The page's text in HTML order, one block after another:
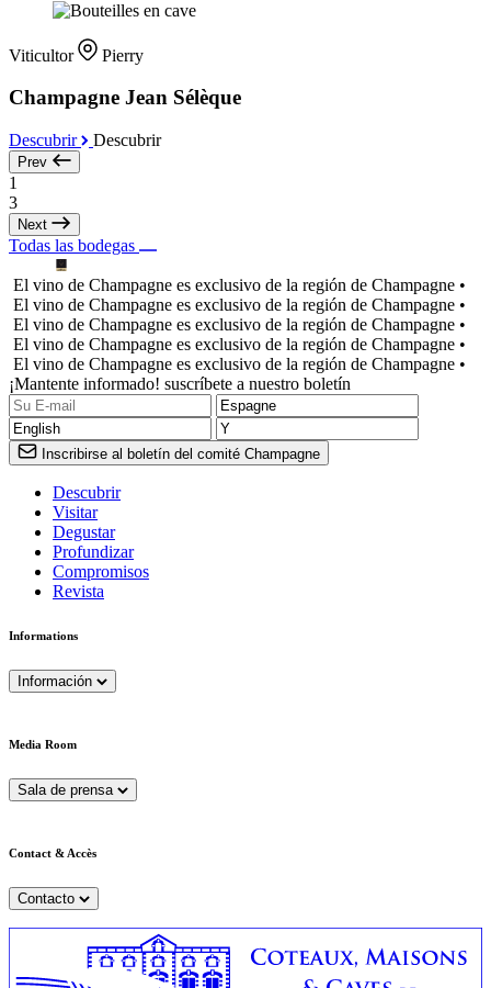
Viticultor Pierry
Champagne Jean Sélèque
Descubrir Descubrir
Prev
1
3
Next
Todas las bodegas
El vino de Champagne es exclusivo de la región de Champagne •
El vino de Champagne es exclusivo de la región de Champagne •
El vino de Champagne es exclusivo de la región de Champagne •
El vino de Champagne es exclusivo de la región de Champagne •
El vino de Champagne es exclusivo de la región de Champagne •
¡Mantente informado! suscríbete a nuestro boletín
Inscribirse al boletín del comité Champagne
Descubrir
Visitar
Degustar
Profundizar
Compromisos
Revista
Informations
Información
Media Room
Sala de prensa
Contact & Accès
Contacto